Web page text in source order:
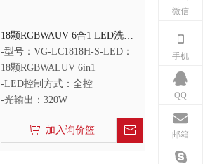
18颗RGBWAUV 6合1 LED洗墙
灯
-型号：VG-LC1818H-S-LED：
18颗RGBWALUV 6in1
-LED控制方式：全控
-光输出：320W
加入询价篮
微信
手机
QQ
邮箱